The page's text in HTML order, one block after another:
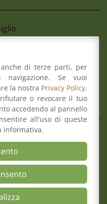
Albo
della crisi
Contatti
di terze parti, per
navigazione. Se vuoi
la nostra Privacy Policy.
o revocare il tuo
accedendo al pannello
all'uso di queste
informativa.